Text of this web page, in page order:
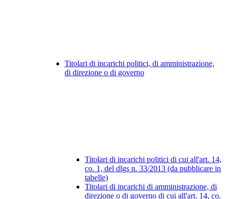
Titolari di incarichi politici, di amministrazione,
di direzione o di governo
Titolari di incarichi politici di cui all'art. 14,
co. 1, del dlgs n. 33/2013 (da pubblicare in
tabelle)
Titolari di incarichi di amministrazione, di
direzione o di governo di cui all'art. 14, co.